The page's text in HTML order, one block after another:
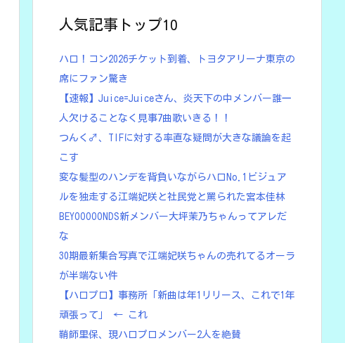
人気記事トップ10
ハロ！コン2026チケット到着、トヨタアリーナ東京の
席にファン驚き
【速報】Juice=Juiceさん、炎天下の中メンバー誰一
人欠けることなく見事7曲歌いきる！！
つんく♂、TIFに対する率直な疑問が大きな議論を起
こす
変な髪型のハンデを背負いながらハロNo.1ビジュア
ルを独走する江端妃咲と社民党と罵られた宮本佳林
BEYOOOOONDS新メンバー大坪茉乃ちゃんってアレだ
な
30期最新集合写真で江端妃咲ちゃんの売れてるオーラ
が半端ない件
【ハロプロ】事務所「新曲は年1リリース、これで1年
頑張って」 ← これ
鞘師里保、現ハロプロメンバー2人を絶賛